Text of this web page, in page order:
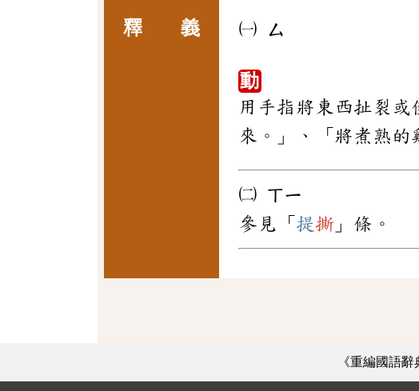
釋 義 ㈠ ㄙ
動
用手指將東西扯裂
來。」、「將煮熟的
㈡ ㄒㄧ
參見「 提撕 」條。
《重編國語